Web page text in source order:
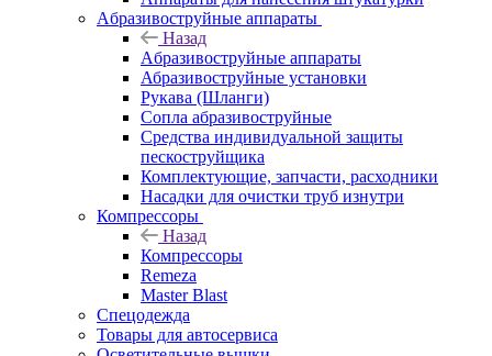
Aбразивоструйные аппараты
Назад
Aбразивоструйные аппараты
Абразивоструйные установки
Рукава (Шланги)
Сопла абразивоструйные
Средства индивидуальной защиты
пескоструйщика
Комплектующие, запчасти, расходники
Насадки для очистки труб изнутри
Компрессоры
Назад
Компрессоры
Remeza
Master Blast
Спецодежда
Товары для автосервиса